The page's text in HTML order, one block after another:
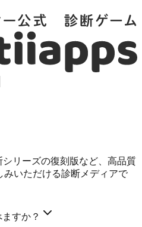
リーズの復刻版など、高品質
いただける診断メディアで
すか？